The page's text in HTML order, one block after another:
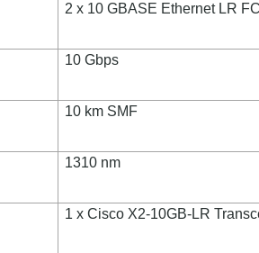
2 x 10 GBASE Ethernet LR
10 Gbps
10 km SMF
1310 nm
1 x Cisco X2-10GB-LR